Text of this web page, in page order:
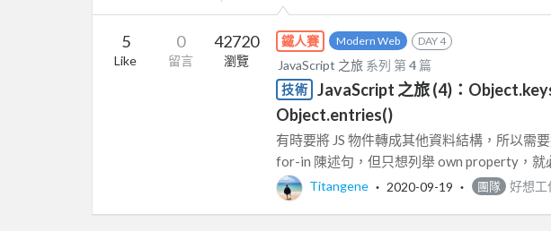
5
Like
0
留言
42720
瀏覽
鐵人賽 Modern Web DAY 4
JavaScript 之旅 系列 第4 篇
技術
JavaScript 之旅 (4)：
Object.entries()
有時要將 JS 物件轉成其他資料結構，所以需
for-in 陳述句，但只想列舉 own property，就
Titangene ‧ 2020-09-19 ‧ 團隊 好想工